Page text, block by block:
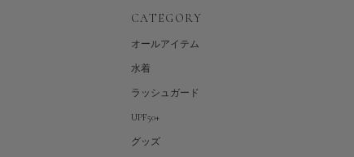
CATEGORY
オールアイテム
水着
ラッシュガード
UPF50+
グッズ